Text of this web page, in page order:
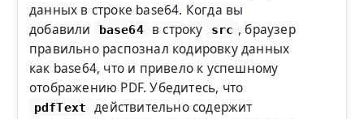
данных в строке base64. Когда вы
добавили
base64 в строку src , браузер
правильно распознал кодировку данных
как base64, что и привело к успешному
отображению PDF. Убедитесь, что
pdfText
действительно содержит